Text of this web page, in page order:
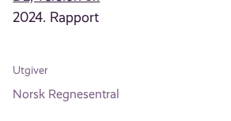
2024. Rapport
Utgiver
Norsk Regnesentral